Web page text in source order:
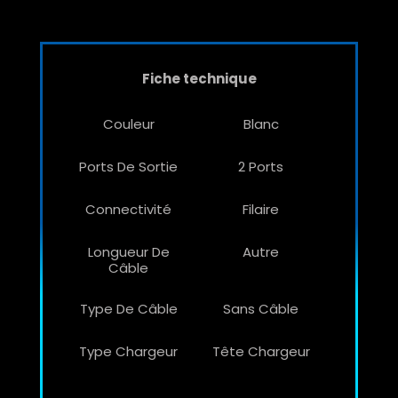
Fiche technique
Couleur Blanc
Ports De Sortie 2 Ports
Connectivité Filaire
Longueur De
Câble
Autre
Type De Câble Sans Câble
Type Chargeur Tête Chargeur